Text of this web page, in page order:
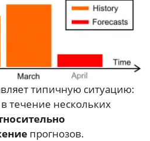
типичную ситуацию:
течение нескольких
прогнозов.